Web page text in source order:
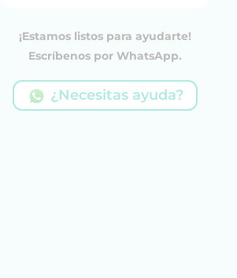
¡Estamos listos para ayudarte!
Escríbenos por WhatsApp.
¿Necesitas ayuda?